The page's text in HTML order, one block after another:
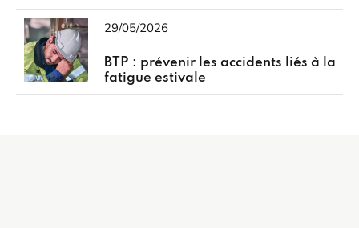
29/05/2026
BTP : prévenir les accidents liés à la
fatigue estivale